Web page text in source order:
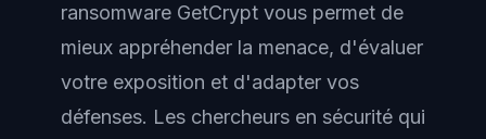
ransomware GetCrypt vous permet de
mieux appréhender la menace, d'évaluer
votre exposition et d'adapter vos
défenses. Les chercheurs en sécurité qui